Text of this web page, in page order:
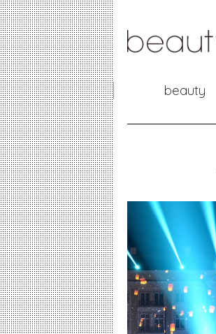
beauty